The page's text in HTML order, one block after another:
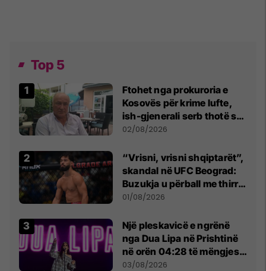
Top 5
Ftohet nga prokuroria e
Kosovës për krime lufte,
ish-gjenerali serb thotë se
dikush e tradhtoi në
02/08/2026
“Vrisni, vrisni shqiptarët”,
skandal në UFC Beograd:
Buzukja u përball me thirrje
anti-shqiptare nga
01/08/2026
Një pleskavicë e ngrënë
nga Dua Lipa në Prishtinë
në orën 04:28 të mëngjesit
- dhe bota digjitale serbe
03/08/2026